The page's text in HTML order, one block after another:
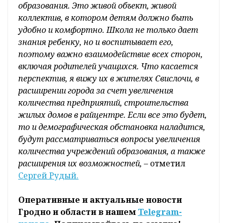
образования. Это живой объект, живой
коллектив, в котором детям должно быть
удобно и комфортно. Школа не только дает
знания ребенку, но и воспитывает его,
поэтому важно взаимодействие всех сторон,
включая родителей учащихся. Что касается
перспектив, я вижу их в жителях Свислочи, в
расширении города за счет увеличения
количества предприятий, строительства
жилых домов в райцентре. Если все это будет,
то и демографическая обстановка наладится,
будут рассматриваться вопросы увеличения
количества учреждений образования, а также
расширения их возможностей, – отметил
Сергей Рудый.
Оперативные и актуальные новости
Гродно и области в нашем Telegram-